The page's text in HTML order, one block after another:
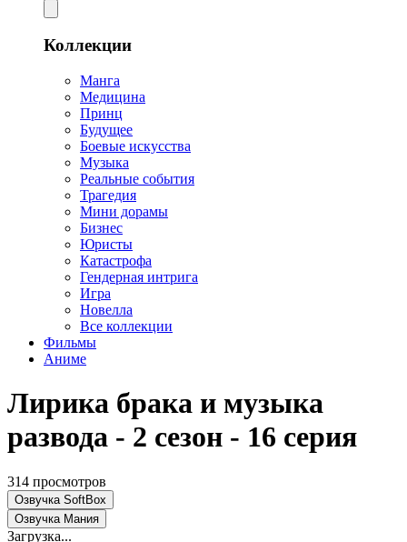
Коллекции
Манга
Медицина
Принц
Будущее
Боевые искусства
Музыка
Реальные события
Трагедия
Мини дорамы
Бизнес
Юристы
Катастрофа
Гендерная интрига
Игра
Новелла
Все коллекции
Фильмы
Аниме
Лирика брака и музыка
развода - 2 сезон - 16 серия
314 просмотров
Озвучка SoftBox
Озвучка Мания
Загрузка...